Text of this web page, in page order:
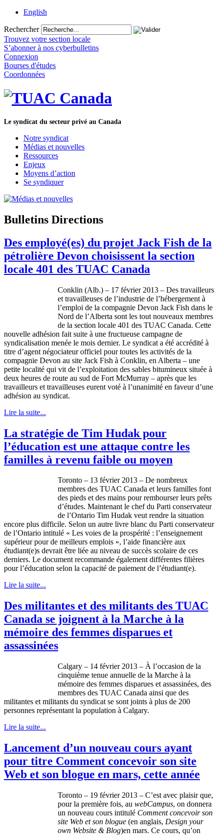
English
Rechercher
Trouvez votre section locale
S’abonner à nos cyberbulletins
Connexion
Bourses d'études
Coordonnées
Le syndicat du secteur privé au Canada
Notre syndicat
Médias et nouvelles
Ressources
Enjeux
Moyens d’action
Se syndiquer
Bulletins Directions
Des employé(es) du projet Jack Fish de la
pétrolière Devon choisissent la section
locale 401 des TUAC Canada
Conklin (Alb.) – 17 février2013 – Des travailleurs
et travailleuses de l’industrie de l’hébergement à
l’emploi de la compagnie Devon Jack Fish dans le
Nord de l’Alberta sont les tout nouveaux membres
de la section locale 401 des TUAC Canada. Cette
nouvelle adhésion fait suite à une fructueuse campagne de
syndicalisation menée le mois dernier. Le syndicat a été accrédité à
titre d’agent négociateur officiel pourtoutes les activités de la
compagnie Devon au site Jack Fish à Conklin, en Alberta – une
petite localité qui vit de l’exploitation des sables bitumineux située à
deux heures de route au sud de Fort McMurray – après que les
travailleurs et travailleuses eurent voté à l’unanimité en faveur d’une
adhésion au syndicat.
Lire la suite...
La stratégie de Tim Hudak pour
l’éducation est une attaque contre les
familles à revenu faible ou moyen
Toronto – 13 février2013 – De nombreux
membres des TUAC Canada etleurs familles font
des pieds et des mains pourrembourser leurs prêts
d’études. Maintenantle chef du Parti conservateur
de l’Ontario Tim Hudak veut rendre la situation
encore plus difficile. Selon un autre livre blanc du Parti conservateur
de l’Ontario intitulé « Les voies de la prospérité : l’enseignement
supérieurpour de meilleurs emplois », l’aide financière aux
étudiant(e)s devrait être liée au niveau de succès scolaire de ces
derniers. Le documentrecommande également différentes filières
pourl’éducation selon la capacité de paiementde l’étudiant(e).
Lire la suite...
Des militantes et des militants des TUAC
Canada se joignent à la Marche à la
mémoire des femmes disparues et
assassinées
Calgary – 14 février 2013 – À l’occasion de la
cinquième tenue annuelle de la Marche à la
mémoire des femmes disparues et assassinées, des
membres des TUAC Canada ainsi que des
militantes et militants du syndicat se sont joints à plus de 200
personnes représentant la population à Calgary.
Lire la suite...
Lancement d’un nouveau cours ayant
pour titre Comment concevoir son site
Web et son blogue en mars, cette année
Toronto – 19 février2013 – C’est avec plaisir que,
pour la première fois, au webCampus, on donnera
un nouveau cours intitulé Commentconcevoirson
site Web et son blogue (en anglais, Design your
own Website & Blog)en mars. Ce cours, qu’on